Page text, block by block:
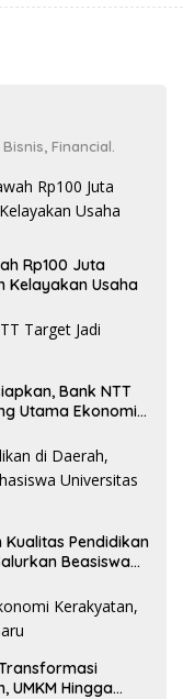
Financial.
Rp100 Juta
Kelayakan Usaha
Bank NTT
Utama Ekonomi
Pendidikan
Beasiswa
UMKM Hingga